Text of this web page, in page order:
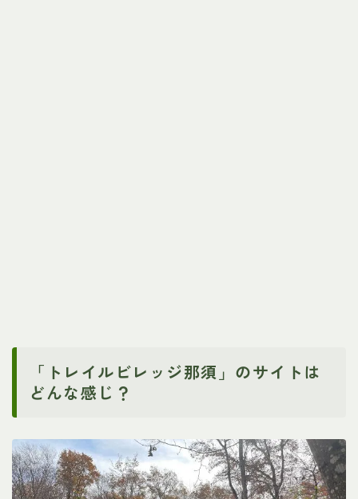
「トレイルビレッジ那須」のサイトは
どんな感じ？
軽キャン車中泊のリアルを発信中！チャンネル登録と
Goodもお願いします